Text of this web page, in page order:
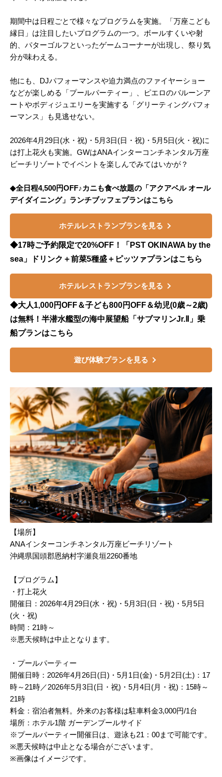
期間中は日程ごとで様々なプログラムを実施。「万座こども
縁日」は注目したいプログラムの一つ。ボールすくいや射
的、パターゴルフといったゲームコーナーが出現し、祭り気
分が味わえる。
他にも、DJパフォーマンスや迫力満点のファイヤーショー
などが楽しめる「プールパーティー」、ピエロのバルーンア
ートやボディジュエリーを実施する「グリーティングパフォ
ーマンス」も見逃せない。
2026年4月29日(水・祝)・5月3日(日・祝)・5月5日(火・祝)に
は打上花火も実施。GWはANAインターコンチネンタル万座
ビーチリゾートでイベントを楽しんでみてはいかが？
◆全日程4,500円OFF♪カニも食べ放題の「アクアベル オール
デイダイニング」ランチブッフェプランはこちら
ホテルレストランプランを見る
◆17時ご予約限定で20%OFF！「PST OKINAWA by the
sea」ドリンク＋前菜5種盛＋ピッツァプランはこちら
ホテルレストランプランを見る
◆大人1,000円OFF＆子ども800円OFF＆幼児(0歳～2歳)
は無料！半潜水艦型の海中展望船「サブマリンJr.Ⅱ」乗
船プランはこちら
遊び体験プランを見る
【場所】
ANAインターコンチネンタル万座ビーチリゾート
沖縄県国頭郡恩納村字瀬良垣2260番地
【プログラム】
・打上花火
開催日：2026年4月29日(水・祝)・5月3日(日・祝)・5月5日
(火・祝)
時間：21時～
※悪天候時は中止となります。
・プールパーティー
開催日時：2026年4月26日(日)・5月1日(金)・5月2日(土)：17
時～21時／2026年5月3日(日・祝)・5月4日(月・祝)：15時～
21時
料金：宿泊者無料。外来のお客様は駐車料金3,000円/1台
場所：ホテル1階 ガーデンプールサイド
※プールパーティー開催日は、遊泳も21：00まで可能です。
※悪天候時は中止となる場合がございます。
※画像はイメージです。